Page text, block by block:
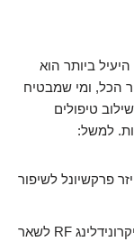
ביותר הוא
הכל, ומי שמבטיח
טיפולים
למשל:
פרקשיונל לשיפור
TCA CROSS לצלקות Ice Pick, יחד עם מיקרונידלינג RF לשאר